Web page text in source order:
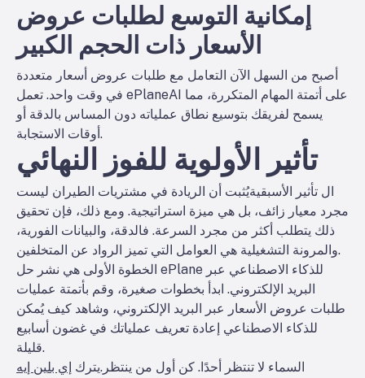
إمكانية التوسع لطلبات عروض
الأسعار ذات الحجم الكبير
أصبح من السهل الآن التعامل مع طلبات عروض أسعار متعددة
في وقت واحد. تعمل ePlaneAI على أتمتة المهام المتكررة، مما
يسمح لفريقك بتوسيع نطاق عملياته دون المساس بالدقة أو
أوقات الاستجابة.
تأثير الأولوية للفوز النهائي
ال تأثير الأسبقيةيُثبت أن الريادة في مشتريات الطيران ليست
مجرد معيار زائف، بل هي ميزة استراتيجية. ومع ذلك، فإن تحقيق
ذلك يتطلب أكثر من مجرد السرعة. فالدقة، والبيانات الفورية،
والمرونة التشغيلية هي العوامل التي تميز الرواد عن المتخلفين.
الخطوة الأولى هي نشر حل ePlane للذكاء الاصطناعي عبر
البريد الإلكتروني. ابدأ بخطوات صغيرة، وقم بأتمتة عمليات
طلبات عروض الأسعار عبر البريد الإلكتروني، وشاهد كيف يُمكن
للذكاء الاصطناعي إعادة تعريف عملياتك في غضون أسابيع
قليلة.
السماء لا تنتظر أحدًا. كن أول من ينتظر.يترك إي بلين إيه